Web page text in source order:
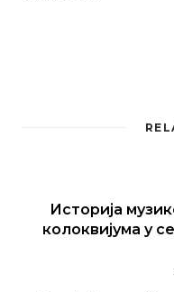
Историја
колоквијума у